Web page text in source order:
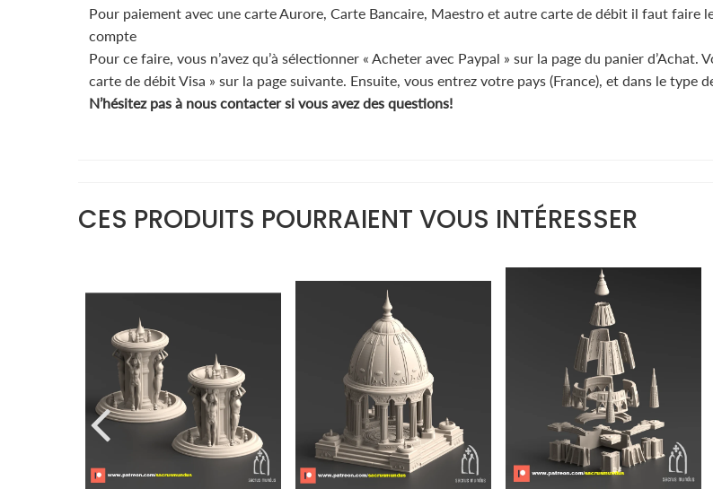
Pour paiement avec une carte Aurore, Carte Bancaire, Maestro et autre carte de débit il faut faire
compte
Pour ce faire, vous n’avez qu’à sélectionner « Acheter avec Paypal » sur la page du panier
carte de débit Visa » sur la page suivante. Ensuite, vous entrez votre pays (France), et dans le type
N’hésitez pas à nous contacter si vous avez des questions!
CES PRODUITS POURRAIENT VOUS INTÉRESSER